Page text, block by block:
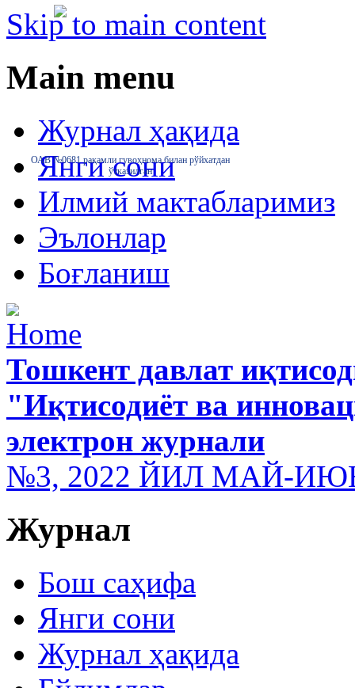
Skip to main content
Main menu
Журнал ҳақида
Янги сони
Илмий мактабларимиз
Эълонлар
Боғланиш
Тошкент давлат
"Иқтисодиёт ва
электрон журнали
№3, 2022 ЙИЛ МАЙ-
ОАВ №0681 рақамли гувоҳнома билан рўйхатдан
ўтказилган
Журнал
Бош саҳифа
Янги сони
Журнал ҳақида